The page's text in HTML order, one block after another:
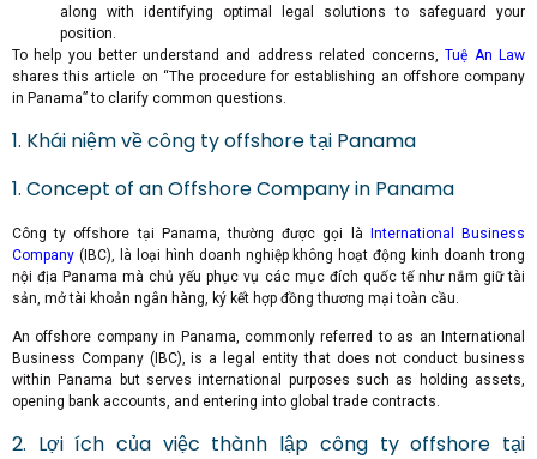
along with identifying optimal legal solutions to safeguard your
position.
To help you better understand and address related concerns, Tuệ An Law
shares this article on “The procedure for establishing an offshore company
in Panama” to clarify common questions.
1. Khái niệm về công ty offshore tại Panama
1. Concept of an Offshore Company in Panama
Công ty offshore tại Panama, thường được gọi là International Business
Company (IBC), là loại hình doanh nghiệp không hoạt động kinh doanh trong
nội địa Panama mà chủ yếu phục vụ các mục đích quốc tế như nắm giữ tài
sản, mở tài khoản ngân hàng, ký kết hợp đồng thương mại toàn cầu.
An offshore company in Panama, commonly referred to as an International
Business Company (IBC), is a legal entity that does not conduct business
within Panama but serves international purposes such as holding assets,
opening bank accounts, and entering into global trade contracts.
2. Lợi ích của việc thành lập công ty offshore tại